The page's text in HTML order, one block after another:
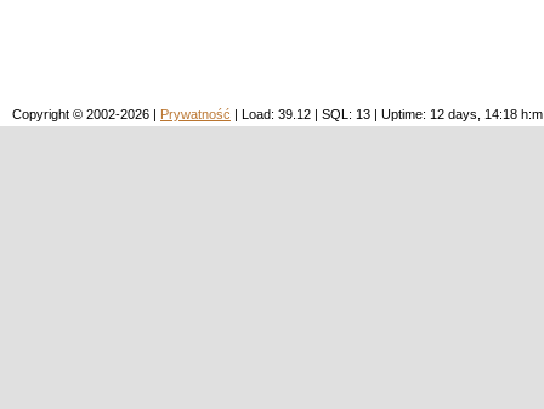
Copyright © 2002-2026 | Prywatność | Load: 39.12 | SQL: 13 | Uptime: 12 days, 14:18